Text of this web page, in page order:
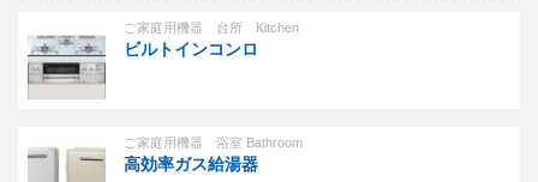
ご家庭用機器 台所 Kitchen
ビルトインコンロ
ご家庭用機器 浴室 Bathroom
高効率ガス給湯器